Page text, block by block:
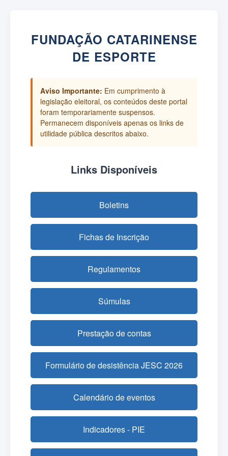
FUNDAÇÃO CATARINENSE
DE ESPORTE
Aviso Importante: Em cumprimento à
legislação eleitoral, os conteúdos deste portal
foram temporariamente suspensos.
Permanecem disponíveis apenas os links de
utilidade pública descritos abaixo.
Links Disponíveis
Boletins
Fichas de Inscrição
Regulamentos
Súmulas
Prestação de contas
Formulário de desistência JESC 2026
Calendário de eventos
Indicadores - PIE